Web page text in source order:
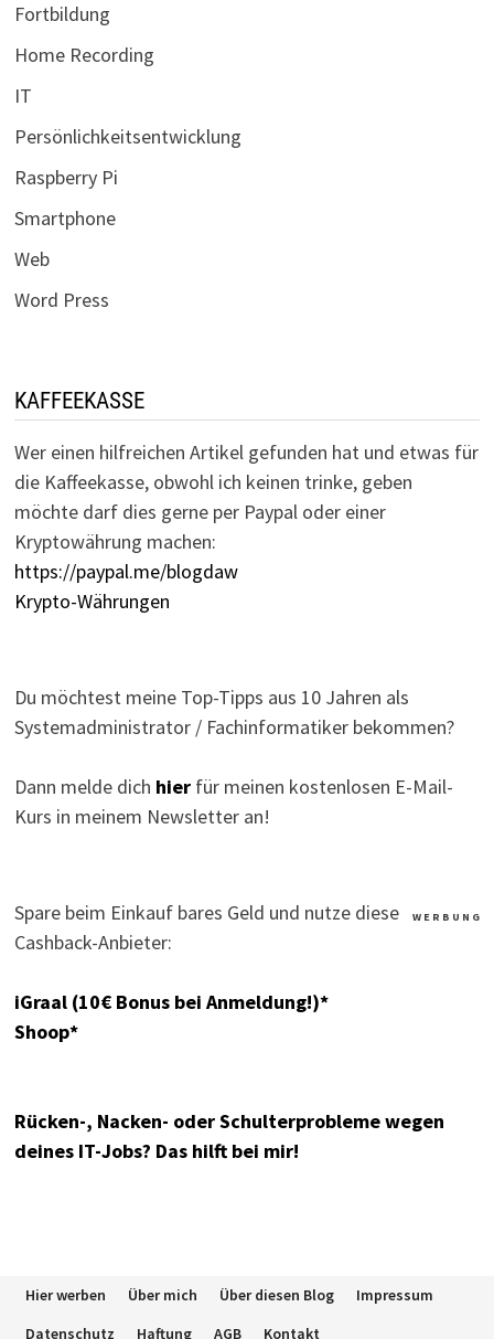
Fortbildung
Home Recording
IT
Persönlichkeitsentwicklung
Raspberry Pi
Smartphone
Web
Word Press
KAFFEEKASSE
Wer einen hilfreichen Artikel gefunden hat und etwas für
die Kaffeekasse, obwohl ich keinen trinke, geben
möchte darf dies gerne per Paypal oder einer
Kryptowährung machen:
https://paypal.me/blogdaw
Krypto-Währungen
Du möchtest meine Top-Tipps aus 10 Jahren als
Systemadministrator / Fachinformatiker bekommen?
Dann melde dich hierfür meinen kostenlosen E-Mail-
Kurs in meinem Newsletter an!
W E R B U N G
Spare beim Einkauf bares Geld und nutze diese
Cashback-Anbieter:
iGraal (10€ Bonus bei Anmeldung!)*
Shoop*
Rücken-, Nacken- oder Schulterprobleme wegen
deines IT-Jobs? Das hilft bei mir!
Hier werben Über mich Über diesen Blog
Impressum
Datenschutz
Haftung AGB Kontakt